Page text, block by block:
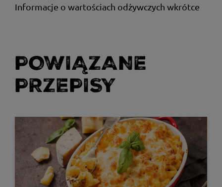
Informacje o wartościach odżywczych wkrótce
POWIĄZANE
PRZEPISY